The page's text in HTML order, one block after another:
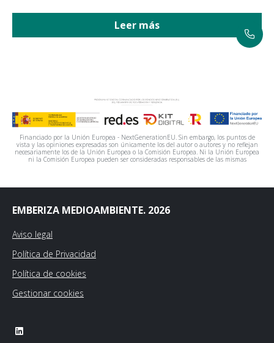
Leer más
Financiado por la Unión Europea - NextGenerationEU. Sin embargo, los puntos de
vista y las opiniones expresadas son únicamente los del autor o autores y no reflejan
necesariamente los de la Unión Europea o la Comisión Europea. Ni la Unión Europea
ni la Comisión Europea pueden ser consideradas responsables de las mismas
EMBERIZA MEDIOAMBIENTE. 2026
Aviso legal
Política de Privacidad
Política de cookies
Gestionar cookies